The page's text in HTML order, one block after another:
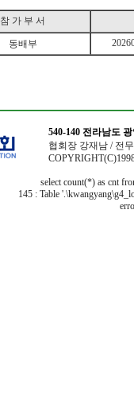
참 가 부 서
동배부
540-140 전라남도
협회장 강재남 / 전
select count(*) as cnt
145 : Table